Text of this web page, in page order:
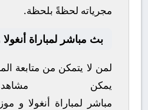
مجرياته لحظةً بلحظة.
بث مباشر لمباراة
لمن لا يتمكن من متابعة
يمكن
مباشر
لمباراة أنغولا و